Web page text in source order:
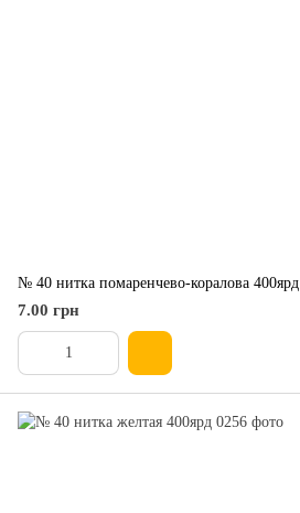
№ 40 нитка помаренчево-коралова 400ярд
7.00 грн